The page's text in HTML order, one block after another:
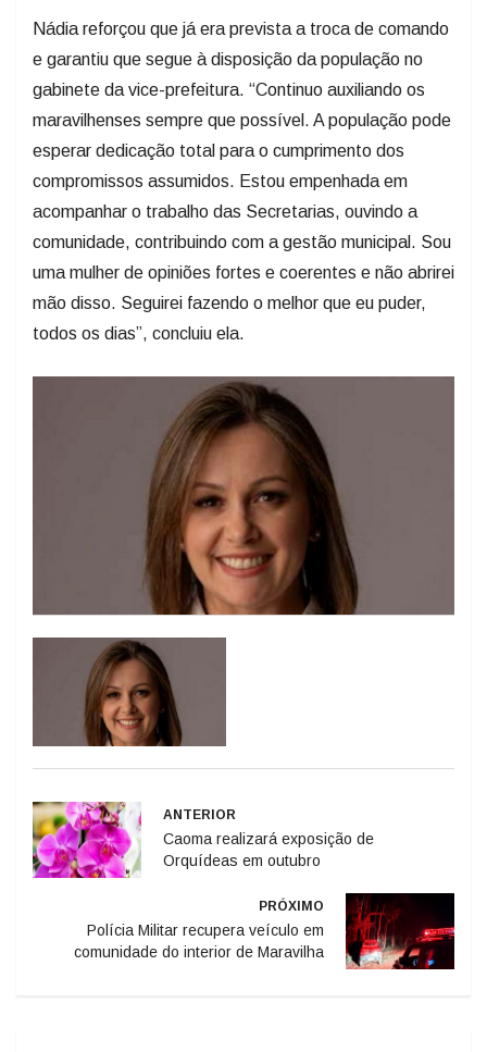
Nádia reforçou que já era prevista a troca de comando
e garantiu que segue à disposição da população no
gabinete da vice-prefeitura. “Continuo auxiliando os
maravilhenses sempre que possível. A população pode
esperar dedicação total para o cumprimento dos
compromissos assumidos. Estou empenhada em
acompanhar o trabalho das Secretarias, ouvindo a
comunidade, contribuindo com a gestão municipal. Sou
uma mulher de opiniões fortes e coerentes e não abrirei
mão disso. Seguirei fazendo o melhor que eu puder,
todos os dias”, concluiu ela.
ANTERIOR
Caoma realizará exposição de
Orquídeas em outubro
PRÓXIMO
Polícia Militar recupera veículo em
comunidade do interior de Maravilha